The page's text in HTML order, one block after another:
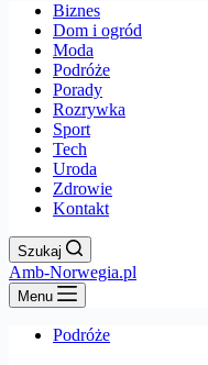
Biznes
Dom i ogród
Moda
Podróże
Porady
Rozrywka
Sport
Tech
Uroda
Zdrowie
Kontakt
Szukaj
Amb-Norwegia.pl
Menu
Podróże